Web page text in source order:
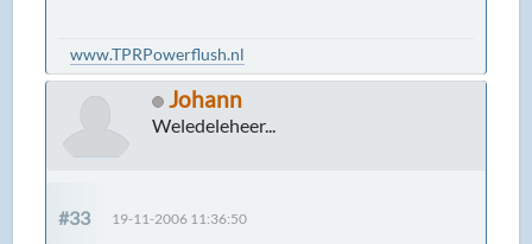
www.TPRPowerflush.nl
Johann
Weledeleheer...
#33 19-11-2006 11:36:50